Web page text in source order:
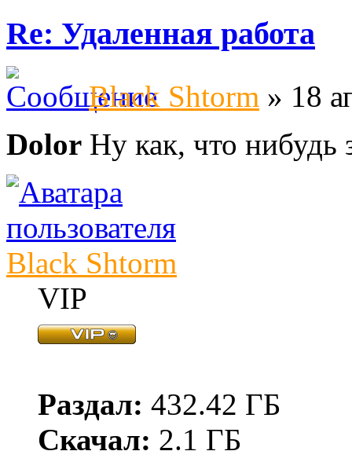
Re: Удаленная работа
Black Shtorm » 18
Dolor Ну как, что нибудь
Black Shtorm
VIP
Раздал: 432.42 ГБ
Скачал: 2.1 ГБ